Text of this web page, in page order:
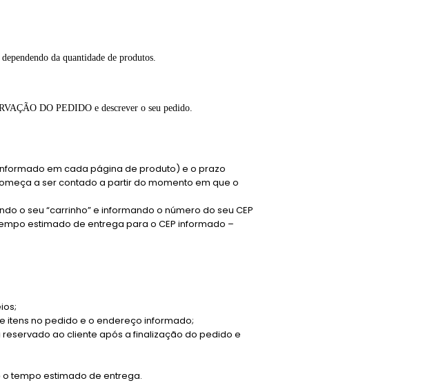
da quantidade de produtos.
DO PEDIDO e descrever o seu pedido.
em cada página de produto) e o prazo
a ser contado a partir do momento em que o
o seu “carrinho” e informando o número do seu CEP
estimado de entrega para o CEP informado –
itens no pedido e o endereço informado;
ao cliente após a finalização do pedido e
tempo estimado de entrega.